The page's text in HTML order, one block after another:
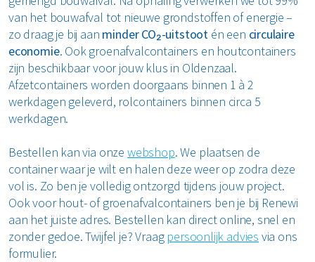
van het bouwafval tot nieuwe grondstoffen of energie –
zo draag je bij aan minder CO₂-uitstoot én een circulaire
economie. Ook groenafvalcontainers en houtcontainers
zijn beschikbaar voor jouw klus in Oldenzaal.
Afzetcontainers worden doorgaans binnen 1 à 2
werkdagen geleverd, rolcontainers binnen circa 5
werkdagen.
Bestellen kan via onze webshop. We plaatsen de
container waar je wilt en halen deze weer op zodra deze
vol is. Zo ben je volledig ontzorgd tijdens jouw project.
Ook voor hout- of groenafvalcontainers ben je bij Renewi
aan het juiste adres. Bestellen kan direct online, snel en
zonder gedoe. Twijfel je? Vraag persoonlijk advies via ons
formulier.